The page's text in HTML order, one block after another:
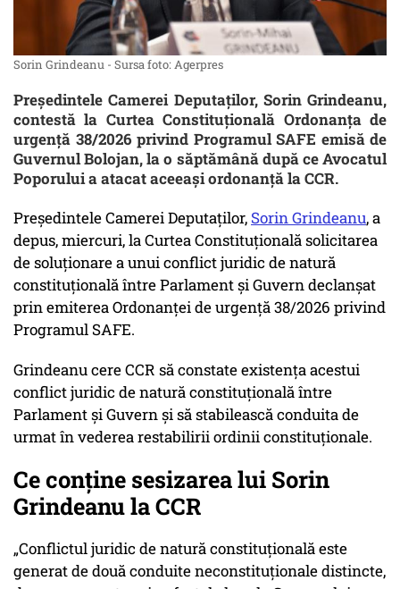
Sorin Grindeanu - Sursa foto: Agerpres
Președintele Camerei Deputaților, Sorin Grindeanu,
contestă la Curtea Constituțională Ordonanța de
urgenţă 38/2026 privind Programul SAFE emisă de
Guvernul Bolojan, la o săptămână după ce Avocatul
Poporului a atacat aceeași ordonanță la CCR.
Preşedintele Camerei Deputaţilor, Sorin Grindeanu, a
depus, miercuri, la Curtea Constituţională solicitarea
de soluţionare a unui conflict juridic de natură
constituţională între Parlament şi Guvern declanşat
prin emiterea Ordonanţei de urgenţă 38/2026 privind
Programul SAFE.
Grindeanu cere CCR să constate existenţa acestui
conflict juridic de natură constituţională între
Parlament şi Guvern şi să stabilească conduita de
urmat în vederea restabilirii ordinii constituţionale.
Ce conține sesizarea lui Sorin
Grindeanu la CCR
„Conflictul juridic de natură constituţională este
generat de două conduite neconstituţionale distincte,